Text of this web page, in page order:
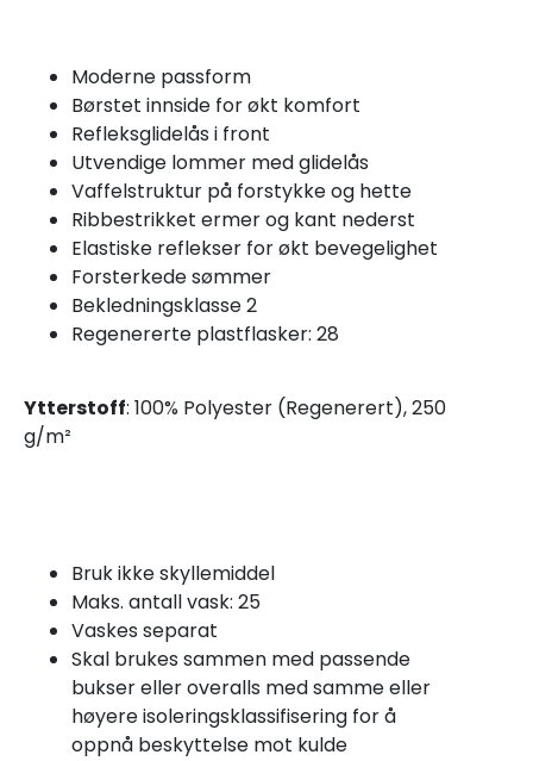
Moderne passform
Børstet innside for økt komfort
Refleksglidelås i front
Utvendige lommer med glidelås
Vaffelstruktur på forstykke og hette
Ribbestrikket ermer og kant nederst
Elastiske reflekser for økt bevegelighet
Forsterkede sømmer
Bekledningsklasse 2
Regenererte plastflasker: 28
Ytterstoff: 100% Polyester (Regenerert), 250
g/m²
Bruk ikke skyllemiddel
Maks. antall vask: 25
Vaskes separat
Skal brukes sammen med passende
bukser eller overalls med samme eller
høyere isoleringsklassifisering for å
oppnå beskyttelse mot kulde